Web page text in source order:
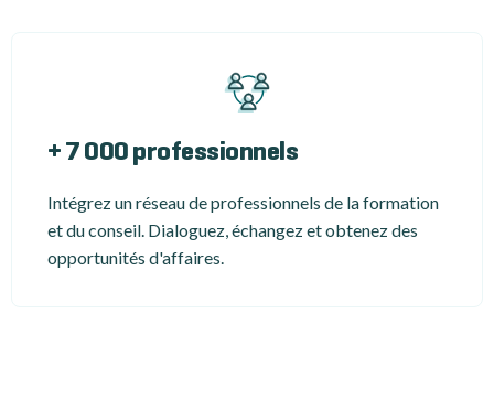
+ 7 000 professionnels
Intégrez un réseau de professionnels de la formation
et du conseil. Dialoguez, échangez et obtenez des
opportunités d'affaires.